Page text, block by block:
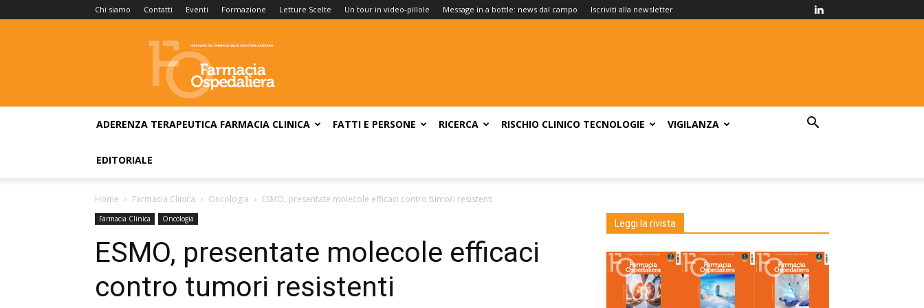
Chi siamo Contatti Eventi Formazione Letture Scelte Un tour in video-pillole Message in a bottle: news dal campo Iscriviti alla newsletter
Farmacia
Ospedaliera
ADERENZA TERAPEUTICA FARMACIA CLINICA FATTI E PERSONE RICERCA RISCHIO CLINICO TECNOLOGIE VIGILANZA
EDITORIALE
Home Farmacia Clinica Oncologia ESMO, presentate molecole efficaci contro tumori resistenti
Farmacia Clinica Oncologia
ESMO, presentate molecole efficaci
contro tumori resistenti
Leggi la rivista